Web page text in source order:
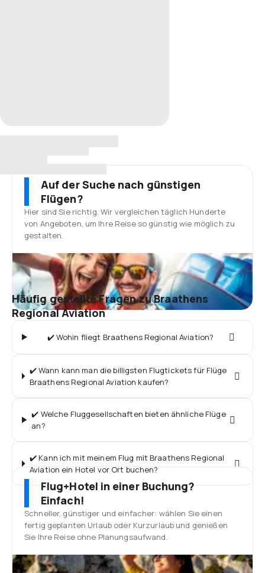
Auf der Suche nach günstigen
Flügen?
Hier sind Sie richtig. Wir vergleichen täglich Hunderte
von Angeboten, um Ihre Reise so günstig wie möglich zu
gestalten.
Häufig gestellte Fragen zu Braathens
Regional Aviation
✔️ Wohin fliegt Braathens Regional Aviation?
✔️ Wann kann man die billigsten Flugtickets für Flüge
Braathens Regional Aviation kaufen?
✔️ Welche Fluggesellschaften bieten ähnliche Flüge
an?
✔️ Kann ich mit meinem Flug mit Braathens Regional
Aviation ein Hotel vor Ort buchen?
Flug+Hotel in einer Buchung?
Einfach!
Schneller, günstiger und einfacher: wählen Sie einen
fertig geplanten Urlaub oder Kurzurlaub und genießen
Sie Ihre Reise ohne Planungsaufwand.